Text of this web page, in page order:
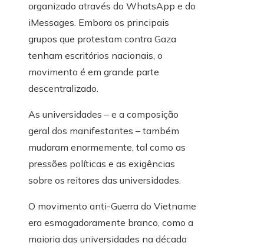
organizado através do WhatsApp e do
iMessages. Embora os principais
grupos que protestam contra Gaza
tenham escritórios nacionais, o
movimento é em grande parte
descentralizado.
As universidades – e a composição
geral dos manifestantes – também
mudaram enormemente, tal como as
pressões políticas e as exigências
sobre os reitores das universidades.
O movimento anti-Guerra do Vietname
era esmagadoramente branco, como a
maioria das universidades na década